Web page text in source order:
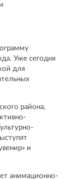
Уже сегодня
для
района,
и
анимационно-